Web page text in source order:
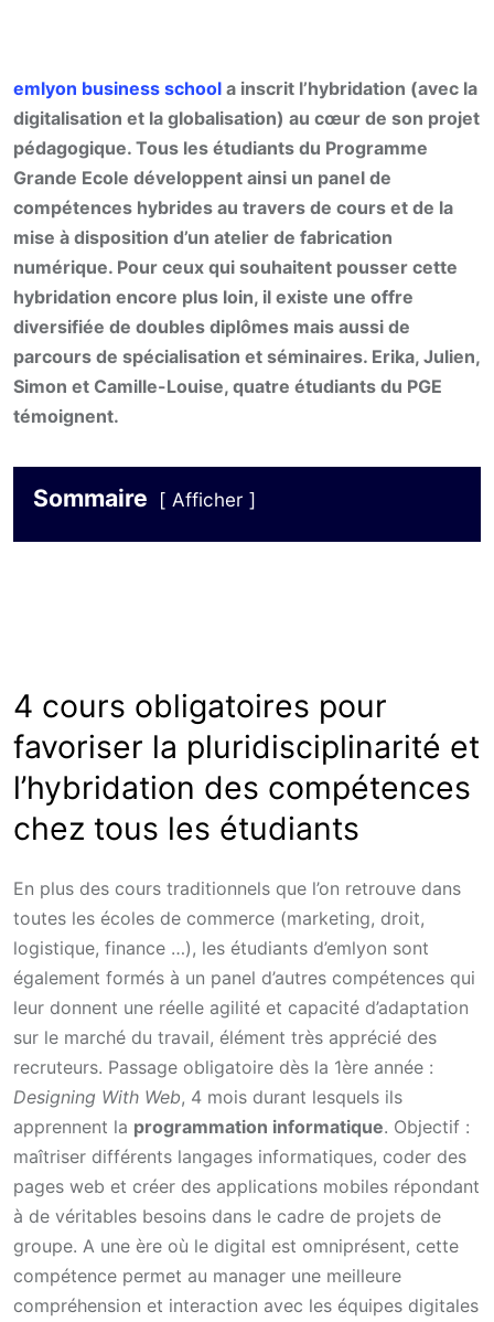
emlyon business school a inscrit l’hybridation (avec la
digitalisation et la globalisation) au cœur de son projet
pédagogique. Tous les étudiants du Programme
Grande Ecole développent ainsi un panel de
compétences hybrides au travers de cours et de la
mise à disposition d’un atelier de fabrication
numérique. Pour ceux qui souhaitent pousser cette
hybridation encore plus loin, il existe une offre
diversifiée de doubles diplômes mais aussi de
parcours de spécialisation et séminaires. Erika, Julien,
Simon et Camille-Louise, quatre étudiants du PGE
témoignent.
Sommaire Afficher
4 cours obligatoires pour
favoriser la pluridisciplinarité et
l’hybridation des compétences
chez tous les étudiants
En plus des cours traditionnels que l’on retrouve dans
toutes les écoles de commerce (marketing, droit,
logistique, finance …), les étudiants d’emlyon sont
également formés à un panel d’autres compétences qui
leur donnent une réelle agilité et capacité d’adaptation
sur le marché du travail, élément très apprécié des
recruteurs. Passage obligatoire dès la 1ère année :
Designing With Web, 4 mois durant lesquels ils
apprennent la programmation informatique. Objectif :
maîtriser différents langages informatiques, coder des
pages web et créer des applications mobiles répondant
à de véritables besoins dans le cadre de projets de
groupe. A une ère où le digital est omniprésent, cette
compétence permet au manager une meilleure
compréhension et interaction avec les équipes digitales